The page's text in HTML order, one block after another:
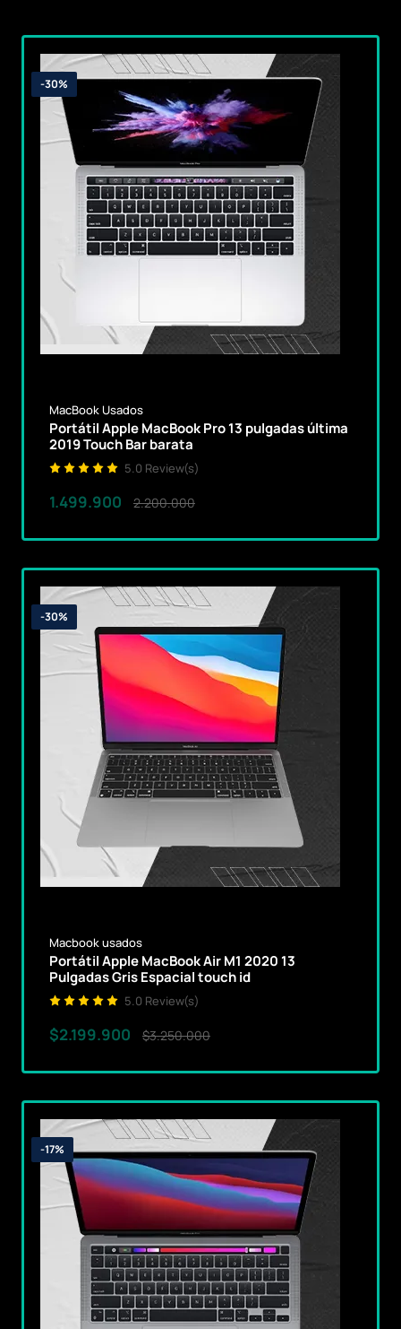
-30%
MacBook Usados
Portátil Apple MacBook Pro 13 pulgadas última
2019 Touch Bar barata
5.0 Review(s)
1.499.900 2.200.000
-30%
Macbook usados
Portátil Apple MacBook Air M1 2020 13
Pulgadas Gris Espacial touch id
5.0 Review(s)
$2.199.900 $3.250.000
-17%